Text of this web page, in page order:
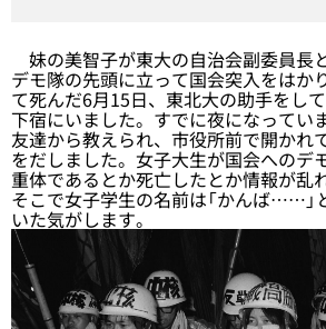
妹の美智子が東大の自治会副委員長
デモ隊の先頭に立って国会突入をはか
て死んだ6月15日、東北大の助手をし
下宿にいました。すでに夜になってい
友達から教えられ、市役所前で開かれ
をだしました。女子大生が国会へのデ
重体であるとか死亡したとか情報が乱
そこで女子学生の名前は「かんば……」
いた気がします。